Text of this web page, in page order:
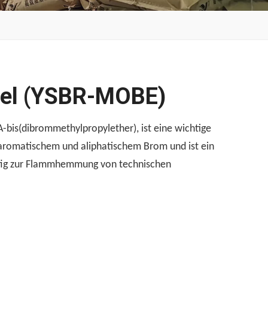
(YSBR-MOBE)
bis(dibrommethylpropylether), ist eine wichtige
und aliphatischem Brom und ist ein
zur Flammhemmung von technischen